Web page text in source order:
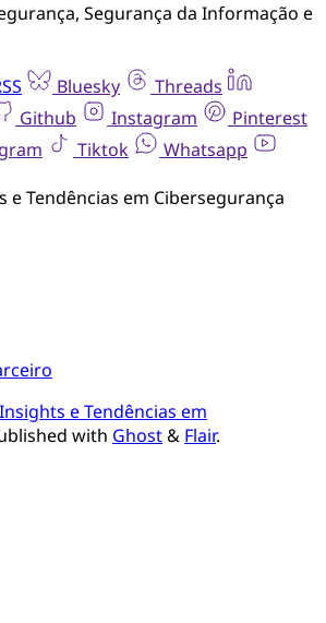
Segurança da Informação e
Bluesky
Threads
Github Instagram
Pinterest
Tiktok
Whatsapp
e Tendências em Cibersegurança
e Tendências em
with Ghost& Flair.